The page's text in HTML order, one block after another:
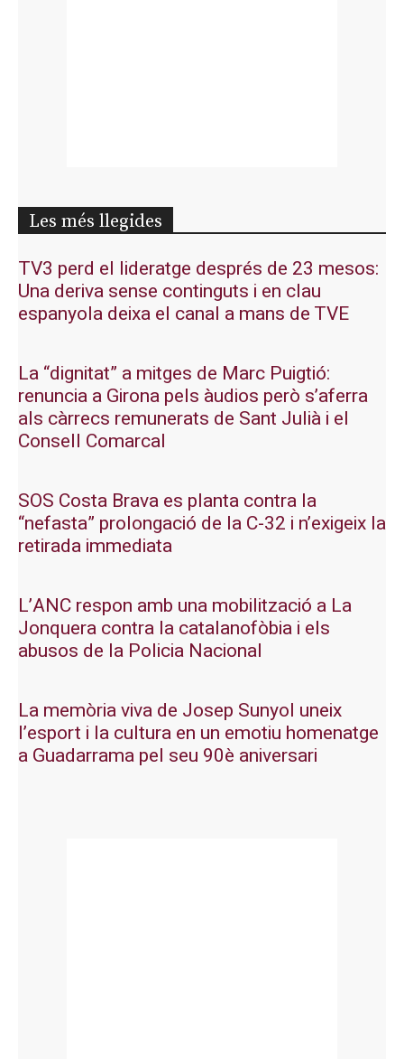
Les més llegides
TV3 perd el lideratge després de 23 mesos:
Una deriva sense continguts i en clau
espanyola deixa el canal a mans de TVE
La “dignitat” a mitges de Marc Puigtió:
renuncia a Girona pels àudios però s’aferra
als càrrecs remunerats de Sant Julià i el
Consell Comarcal
SOS Costa Brava es planta contra la
“nefasta” prolongació de la C-32 i n’exigeix la
retirada immediata
L’ANC respon amb una mobilització a La
Jonquera contra la catalanofòbia i els
abusos de la Policia Nacional
La memòria viva de Josep Sunyol uneix
l’esport i la cultura en un emotiu homenatge
a Guadarrama pel seu 90è aniversari